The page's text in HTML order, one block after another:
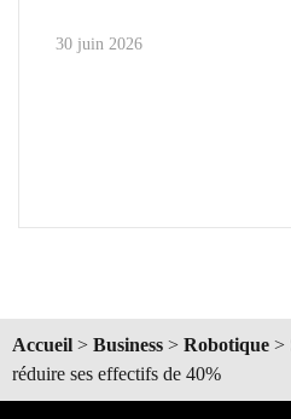
30 juin 2026
Accueil > Business > Robotique >
réduire ses effectifs de 40%